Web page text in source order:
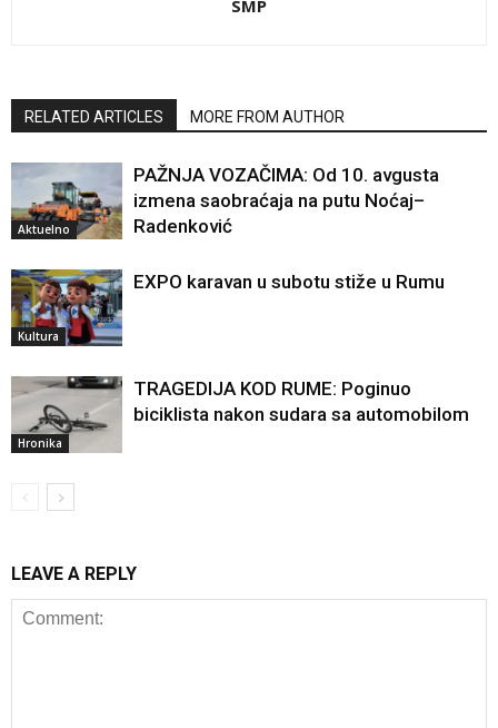
SMP
RELATED ARTICLES MORE FROM AUTHOR
Aktuelno
PAŽNJA VOZAČIMA: Od 10. avgusta
izmena saobraćaja na putu Noćaj–
Radenković
Kultura
EXPO karavan u subotu stiže u Rumu
Hronika
TRAGEDIJA KOD RUME: Poginuo
biciklista nakon sudara sa automobilom
LEAVE A REPLY